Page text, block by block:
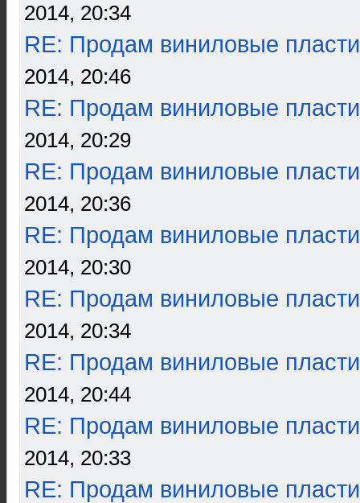
2014, 20:34
RE: Продам виниловые
2014, 20:46
RE: Продам виниловые
2014, 20:29
RE: Продам виниловые
2014, 20:36
RE: Продам виниловые
2014, 20:30
RE: Продам виниловые
2014, 20:34
RE: Продам виниловые
2014, 20:44
RE: Продам виниловые
2014, 20:33
RE: Продам виниловые